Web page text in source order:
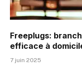
Freeplugs:
efficace à
7 juin 2025